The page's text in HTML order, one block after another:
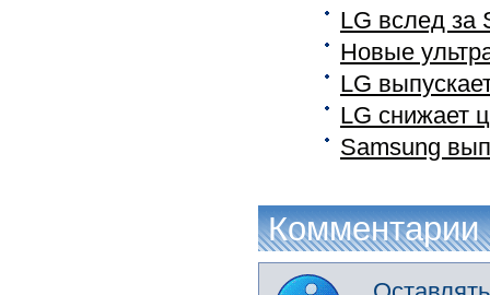
LG вслед за
Новые
LG
LG снижает
Samsung
Комментарии